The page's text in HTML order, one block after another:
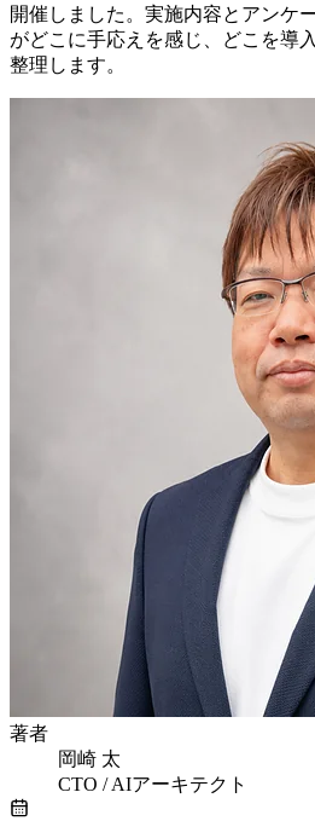
開催しました。実施内容とアンケ
がどこに手応えを感じ、どこを導
整理します。
著者
岡崎 太
CTO / AIアーキテクト